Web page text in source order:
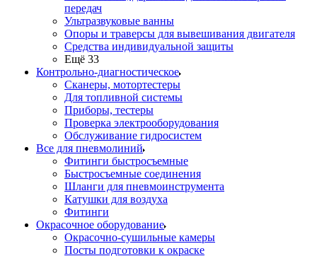
передач
Ультразвуковые ванны
Опоры и траверсы для вывешивания двигателя
Средства индивидуальной защиты
Ещё 33
Контрольно-диагностическое
Сканеры, мотортестеры
Для топливной системы
Приборы, тестеры
Проверка электрооборудования
Обслуживание гидросистем
Все для пневмолиний
Фитинги быстросъемные
Быстросъемные соединения
Шланги для пневмоинструмента
Катушки для воздуха
Фитинги
Окрасочное оборудование
Окрасочно-сушильные камеры
Посты подготовки к окраске